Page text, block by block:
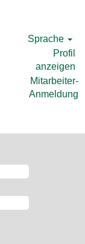
Sprache
Profil
anzeigen
Mitarbeiter-
Anmeldung